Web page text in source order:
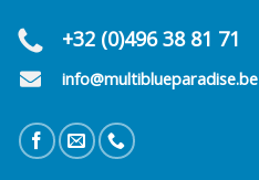
+32 (0)496 38 81 71
info@multiblueparadise.be